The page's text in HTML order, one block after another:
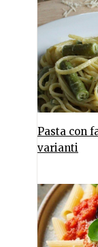
Pasta con
varianti